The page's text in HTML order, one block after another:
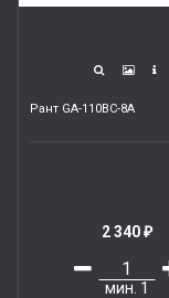
Рант GA-110BC-8A
2 340 ₽
мин. 1